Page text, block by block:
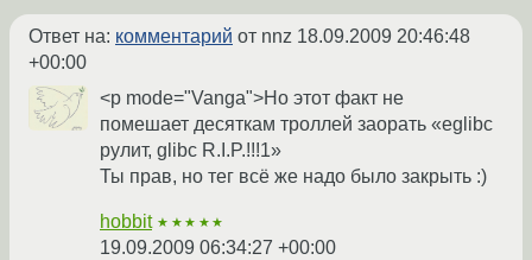
Ответ на: комментарий от nnz 18.09.2009 20:46:48
+00:00
<p mode="Vanga">Но этот факт не
помешает десяткам троллей заорать «eglibc
рулит, glibc R.I.P.!!!1»
Ты прав, но тег всё же надо было закрыть :)
hobbit ★★★★★
19.09.2009 06:34:27 +00:00